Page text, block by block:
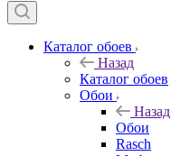
Каталог обоев
Назад
Каталог обоев
Обои
Назад
Обои
Rasch